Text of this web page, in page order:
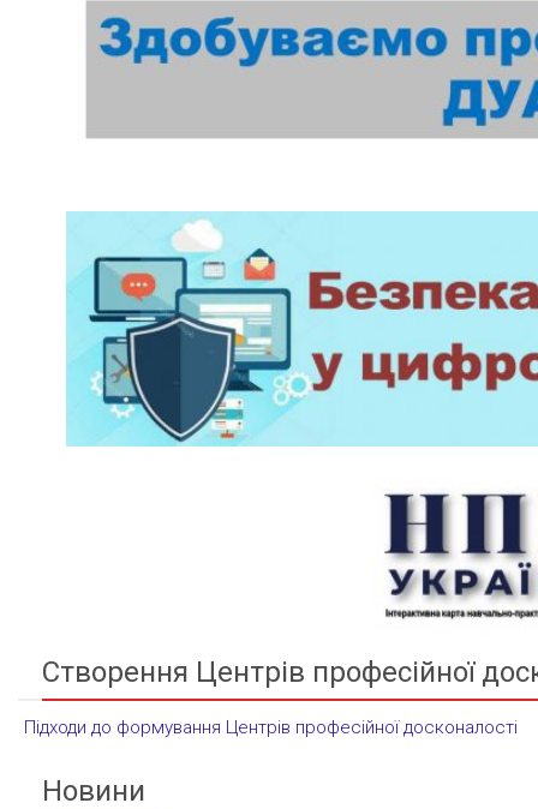
Створення Центрів професійної
Підходи до формування Центрів професійної досконалості
Новини